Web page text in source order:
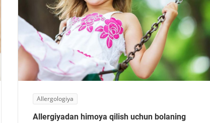
Allergologiya
Allergiyadan himoya qilish uchun bolaning